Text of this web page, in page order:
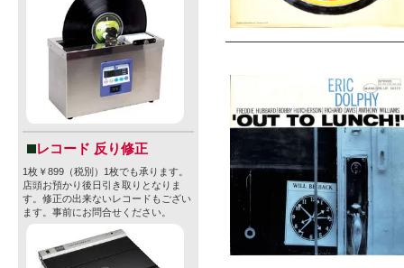
レコード 反り修正
1枚￥899（税別）1枚でも承ります。
店頭お預かり後日引き取りとなりま
す。修正の出来ないレコードもござい
ます。事前にお問合せください。